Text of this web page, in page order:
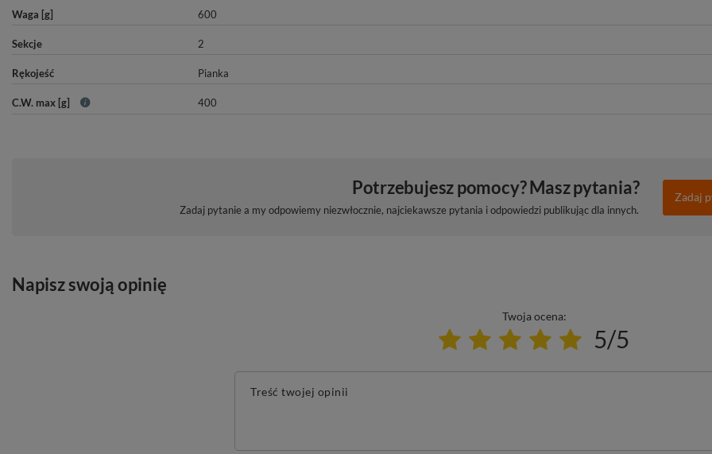
Waga [g] 600
Sekcje 2
Rękojeść Pianka
C.W. max [g] 400
Potrzebujesz pomocy? Masz pytania?
Zadaj pytanie a my odpowiemy niezwłocznie, najciekawsze pytania i odpowiedzi publikując dla innych.
Zadaj
Napisz swoją opinię
Twoja ocena:
5/5
Treść twojej opinii